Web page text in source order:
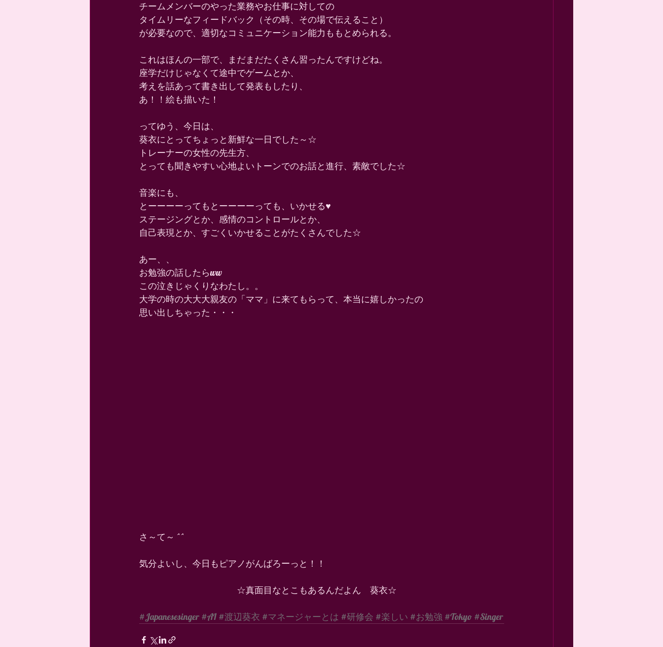
チームメンバーのやった業務やお仕事に対しての
タイムリーなフィードバック（その時、その場で伝えること）
が必要なので、適切なコミュニケーション能力ももとめられる。
これはほんの一部で、まだまだたくさん習ったんですけどね。
座学だけじゃなくて途中でゲームとか、
考えを話あって書き出して発表もしたり、
あ！！絵も描いた！
ってゆう、今日は、
葵衣にとってちょっと新鮮な一日でした～☆
トレーナーの女性の先生方、
とっても聞きやすい心地よいトーンでのお話と進行、素敵でした☆
音楽にも、
とーーーーってもとーーーーっても、いかせる♥️
ステージングとか、感情のコントロールとか、
自己表現とか、すごくいかせることがたくさんでした☆
あー、、
お勉強の話したらww
この泣きじゃくりなわたし。。
大学の時の大大大親友の「ママ」に来てもらって、本当に嬉しかったの
思い出しちゃった・・・
さ～て～ ^^
気分よいし、今日もピアノがんばろーっと！！
☆真面目なとこもあるんだよん　葵衣☆
#Japanesesinger #AI #渡辺葵衣 #マネージャーとは #研修会 #楽しい #お勉強 #Tokyo #Singer